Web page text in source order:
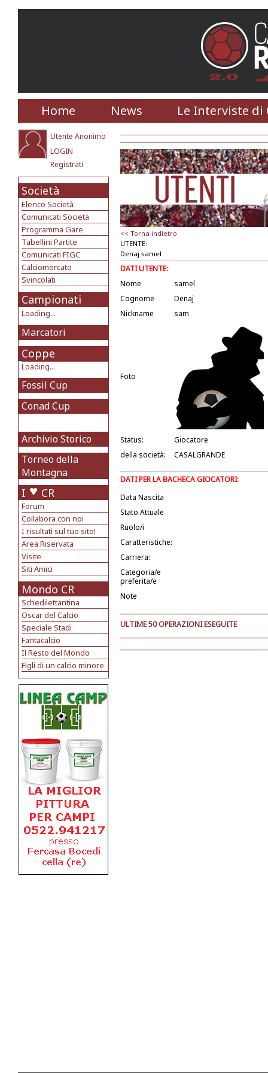
Home News Le Interviste di
Utente Anonimo
LOGIN
Registrati
Società
Elenco Società
Comunicati Società
Programma Gare
Tabellini Partite
Comunicati FIGC
Calciomercato
Svincolati
Campionati
Loading...
Marcatori
Coppe
Loading...
Fossil Cup
Conad Cup
Archivio Storico
Torneo della
Montagna
I CR
Forum
Collabora con noi
I risultati sul tuo sito!
Area Riservata
Visite
Siti Amici
Mondo CR
Schedilettantina
Oscar del Calcio
Speciale Stadi
Fantacalcio
Il Resto del Mondo
Figli di un calcio minore
<< Torna indietro
UTENTE:
Denaj samel
DATI UTENTE:
Nome
samel
Cognome
Denaj
Nickname
sam
Foto
Status:
Giocatore
della società:
CASALGRANDE
DATI PER LA BACHECA GIOCATORI:
Data Nascita
Stato Attuale
Ruolo/i
Caratteristiche:
Carriera:
Categoria/e
preferita/e
Note
ULTIME 50 OPERAZIONI ESEGUITE